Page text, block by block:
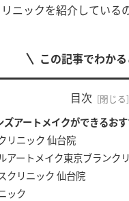
ニックを紹介してい
この記事でわかる
目次
ズアートメイクができるお
リニック 仙台院
アートメイク東京ブランク
クリニック 仙台院
ック